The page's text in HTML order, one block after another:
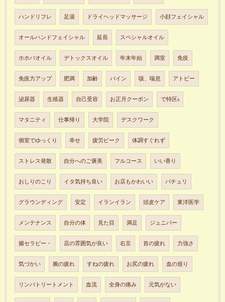
ハンドリフレ 足湯 ドライヘッドマッサージ 小顔フェイシャル
オールハンドフェイシャル 延長 スペシャルオイル
ホホバオイル デトックスオイル 年末年始 満室 免疫
免疫力アップ 肥満 加齢 パイン 咳、喘息 アトピー
泌尿器 生殖器 自己受容 お正月クーポン で特区s
マタニティ 仕事帰り 大学院 デスクワーク
個室でゆっくり 幸せ 疲労ピーク 体調すぐれず
ストレス発散 自分へのご褒美 フルコース いい香り
おしりのこり イタ気持ち良い お店もかわいい パチュリ
グラウンディング 安定 イランイラン 頭皮ケア 東洋医学
メンテナンス 自分の体 見た目 満足 ジュニパー
腸セラピー・ 店の雰囲気が良い 右京 首の疲れ 力強さ
気づかい 腕の疲れ すねの疲れ お尻の疲れ 血の巡り
リンパトリートメント 血流 全身の痛み 元気がない